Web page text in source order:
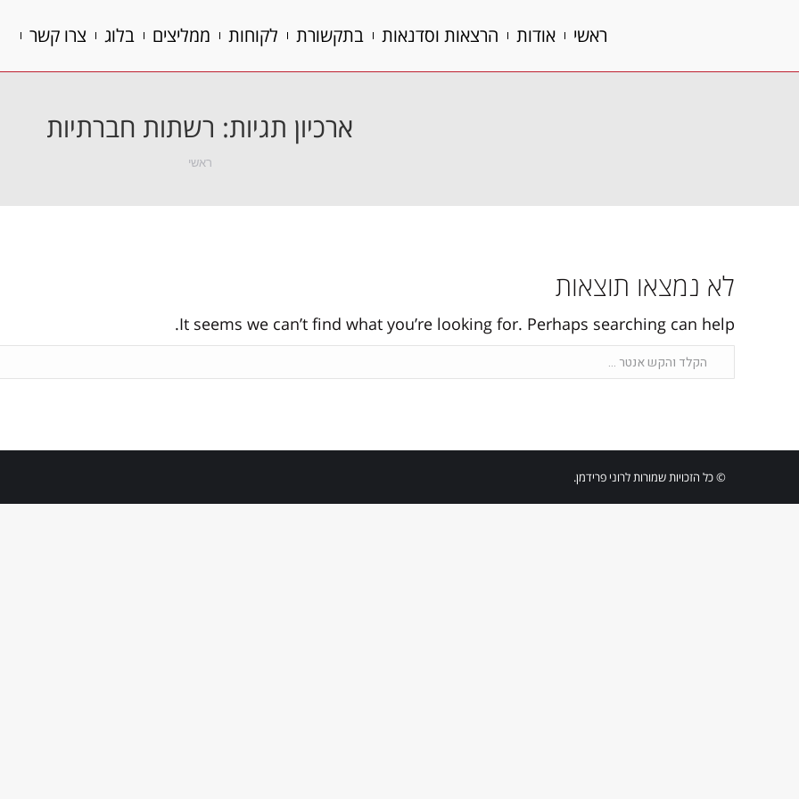
ראשי אודות הרצאות וסדנאות בתקשורת לקוחות ממליצים בלוג צרו קשר
ארכיון תגיות: רשתות חברתיות
הנך נמצא כאן:
ראשי
לא נמצאו תוצאות
It seems we can’t find what you’re looking for. Perhaps searching can help.
Search:
© כל הזכויות שמורות לרוני פרידמן.
ראשי אודות הרצאות וסדנאות בתקשורת לקוחות ממליצים בלוג צרו קשר